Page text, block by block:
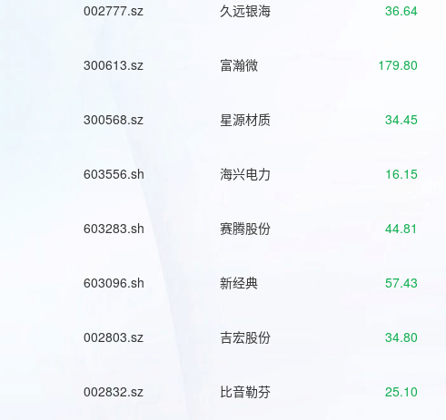
002777.sz 久远银海 36.64
300613.sz 富瀚微 179.80
300568.sz 星源材质 34.45
603556.sh 海兴电力 16.15
603283.sh 赛腾股份 44.81
603096.sh 新经典 57.43
002803.sz 吉宏股份 34.80
002832.sz 比音勒芬 25.10